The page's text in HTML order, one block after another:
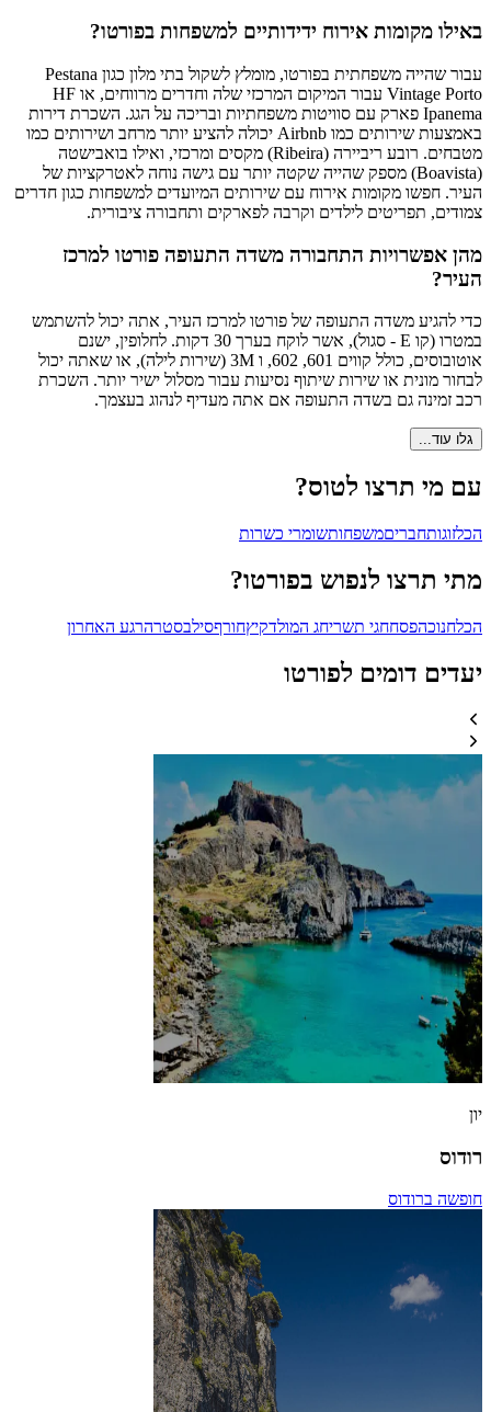
באילו מקומות אירוח ידידותיים למשפחות בפורטו?
עבור שהייה משפחתית בפורטו, מומלץ לשקול בתי מלון כגון Pestana
Vintage Porto עבור המיקום המרכזי שלה וחדרים מרווחים, או HF
Ipanema פארק עם סוויטות משפחתיות ובריכה על הגג. השכרת דירות
באמצעות שירותים כמו Airbnb יכולה להציע יותר מרחב ושירותים כמו
מטבחים. רובע ריביירה (Ribeira) מקסים ומרכזי, ואילו בואבישטה
(Boavista) מספק שהייה שקטה יותר עם גישה נוחה לאטרקציות של
העיר. חפשו מקומות אירוח עם שירותים המיועדים למשפחות כגון חדרים
צמודים, תפריטים לילדים וקרבה לפארקים ותחבורה ציבורית.
מהן אפשרויות התחבורה משדה התעופה פורטו למרכז
העיר?
כדי להגיע משדה התעופה של פורטו למרכז העיר, אתה יכול להשתמש
במטרו (קו E - סגול), אשר לוקח בערך 30 דקות. לחלופין, ישנם
אוטובוסים, כולל קווים 601, 602, ו 3M (שירות לילה), או שאתה יכול
לבחור מונית או שירות שיתוף נסיעות עבור מסלול ישיר יותר. השכרת
רכב זמינה גם בשדה התעופה אם אתה מעדיף לנהוג בעצמך.
גלו עוד...
עם מי תרצו לטוס?
הכלזוגותחבריםמשפחותשומרי כשרות
מתי תרצו לנפוש בפורטו?
הכלחנוכהפסחחגי תשריחג המולדקיץחורףסילבסטרהרגע האחרון
יעדים דומים לפורטו
יון
רודוס
חופשה ברודוס